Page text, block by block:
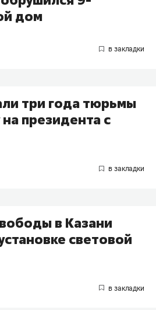
дом
три года тюрьмы
президента с
в Казани
световой